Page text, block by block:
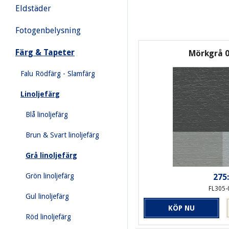
Eldstäder
Fotogenbelysning
Färg & Tapeter
Falu Rödfärg - Slamfärg
Linoljefärg
Blå linoljefärg
Brun & Svart linoljefärg
Grå linoljefärg
Grön linoljefärg
Gul linoljefärg
Röd linoljefärg
Mörkgrå
KÖP NU